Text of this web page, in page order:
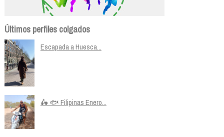
Últimos perfiles colgados
Escapada a Huesca...
🛵 🐟 Filipinas Enero...